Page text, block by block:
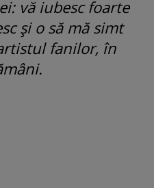
vă iubesc foarte
și o să mă simt
fanilor, în